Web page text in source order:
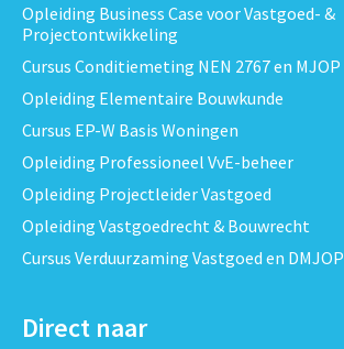
Opleiding Business Case voor Vastgoed- &
Projectontwikkeling
Cursus Conditiemeting NEN 2767 en MJOP
Opleiding Elementaire Bouwkunde
Cursus EP-W Basis Woningen
Opleiding Professioneel VvE-beheer
Opleiding Projectleider Vastgoed
Opleiding Vastgoedrecht & Bouwrecht
Cursus Verduurzaming Vastgoed en DMJOP
Direct naar